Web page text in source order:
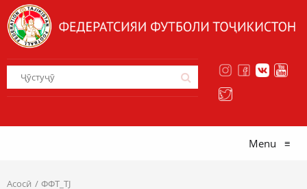
Menu ≡
Асосӣ
ФФТ_TJ